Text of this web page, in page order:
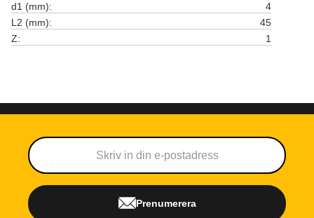
d1 (mm)
4
L2 (mm)
45
Z
1
Prenumerera